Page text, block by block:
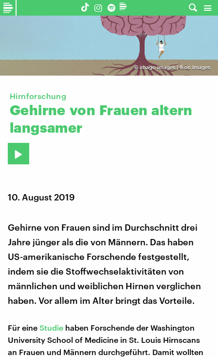
© imago images | Ikon Images
Hirnforschung
Gehirne von Frauen altern
langsamer
10. August 2019
Gehirne von Frauen sind im Durchschnitt drei
Jahre jünger als die von Männern. Das haben
US-amerikanische Forschende festgestellt,
indem sie die Stoffwechselaktivitäten von
männlichen und weiblichen Hirnen verglichen
haben. Vor allem im Alter bringt das Vorteile.
Für eine Studie haben Forschende der Washington
University School of Medicine in St. Louis Hirnscans
an Frauen und Männern durchgeführt. Damit wollten